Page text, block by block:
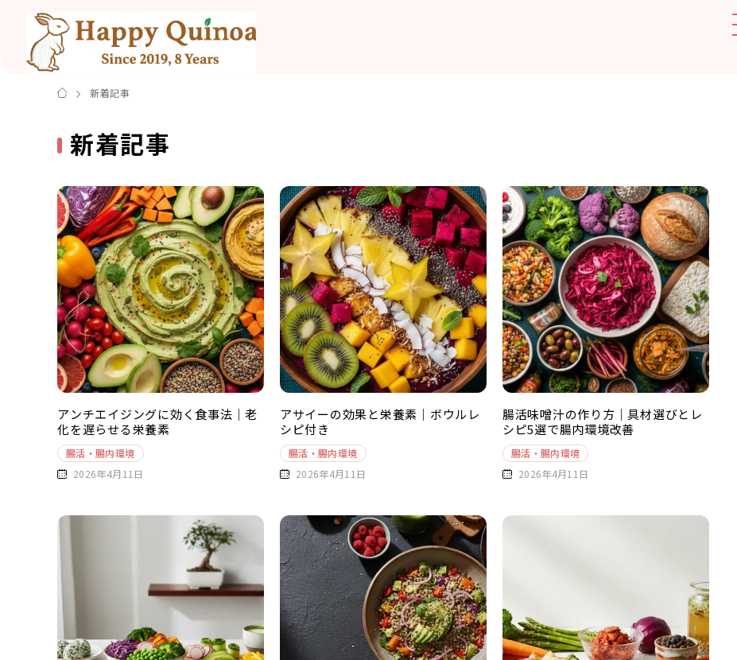
新着記事
新着記事
アンチエイジングに効く食事法｜老
化を遅らせる栄養素
腸活・腸内環境
2026年4月11日
アサイーの効果と栄養素｜ボウルレ
シピ付き
腸活・腸内環境
2026年4月11日
腸活味噌汁の作り方｜具材選びとレ
シピ5選で腸内環境改善
腸活・腸内環境
2026年4月11日